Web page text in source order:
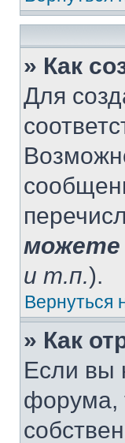
» Как
Для
можете
и т.п.).
Вернуться
» Как
Если вы
форума,